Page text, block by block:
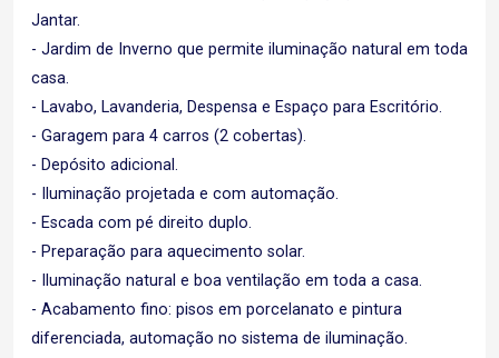
Jantar.
- Jardim de Inverno que permite iluminação natural em toda
casa.
- Lavabo, Lavanderia, Despensa e Espaço para Escritório.
- Garagem para 4 carros (2 cobertas).
- Depósito adicional.
- Iluminação projetada e com automação.
- Escada com pé direito duplo.
- Preparação para aquecimento solar.
- Iluminação natural e boa ventilação em toda a casa.
- Acabamento fino: pisos em porcelanato e pintura
diferenciada, automação no sistema de iluminação.